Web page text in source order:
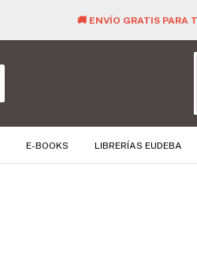
🚚 ENVÍO GRATIS PARA
E-BOOKS LIBRERÍAS EUDEBA